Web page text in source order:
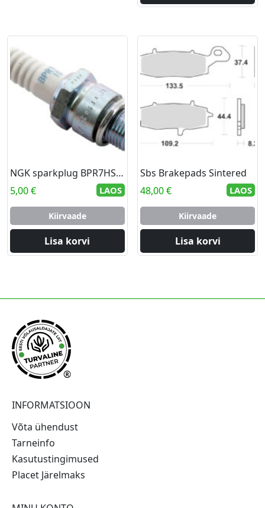
NGK sparkplug BPR7HS-10
5,00€ LAOS
Kiirvaade
Lisa korvi
Sbs Brakepads Sintered
48,00€ LAOS
Kiirvaade
Lisa korvi
®
INFORMATSIOON
Võta ühendust
Tarneinfo
Kasutustingimused
Placet Järelmaks